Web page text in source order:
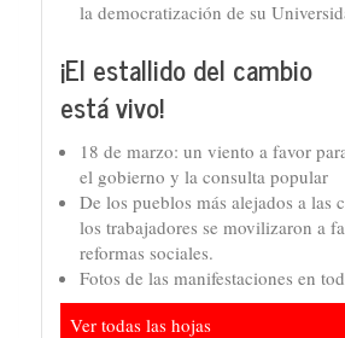
la democratización de su
¡El estallido del cambio
está vivo!
18 de marzo: un viento a favor
el gobierno y la consulta popular
De los pueblos más alejados a las
los trabajadores se movilizaron a
reformas sociales.
Fotos de las manifestaciones en
Ver todas las hojas